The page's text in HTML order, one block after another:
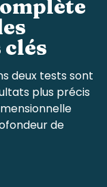
clés
deux tests sont
plus précis
de